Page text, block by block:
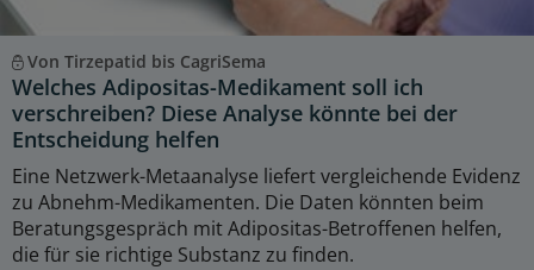
Von Tirzepatid bis CagriSema
Welches Adipositas-Medikament soll ich
verschreiben? Diese Analyse könnte bei der
Entscheidung helfen
Eine Netzwerk-Metaanalyse liefert vergleichende Evidenz
zu Abnehm-Medikamenten. Die Daten könnten beim
Beratungsgespräch mit Adipositas-Betroffenen helfen,
die für sie richtige Substanz zu finden.